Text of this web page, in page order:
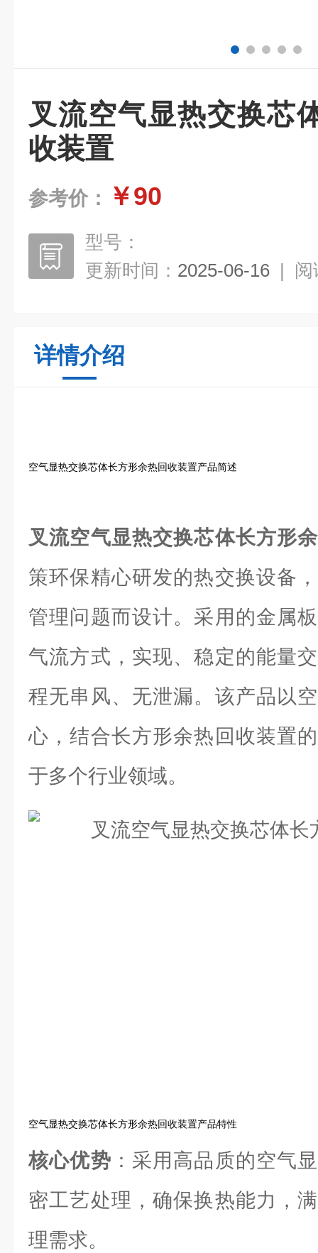
叉流空气显热交换芯
收装置
参考价： ￥90
型号：
更新时间： 2025-06-16 | 阅
详情介绍
空气显热交换芯体长方形余热回收装置产品简述
叉流空气显热交换芯体长方形
策环保精心研发的热交换设备
管理问题而设计。采用的金属
气流方式，实现、稳定的能量
程无串风、无泄漏。该产品以
心，结合长方形余热回收装置
于多个行业领域。
空气显热交换芯体长方形余热回收装置产品特性
核心优势 ：采用高品质的空气
密工艺处理，确保换热能力，
理需求。